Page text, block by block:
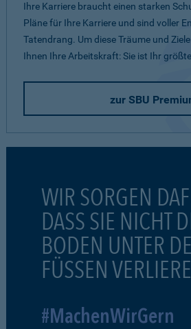
Ihre Karriere braucht einen starken
Pläne für Ihre Karriere und sind voller
Tatendrang. Um diese Träume und
Ihnen Ihre Arbeitskraft: Sie ist Ihr
zur SBU
WIR SORGEN
DASS SIE NICHT
BODEN UNTER
FÜSSEN
#MachenWirGern